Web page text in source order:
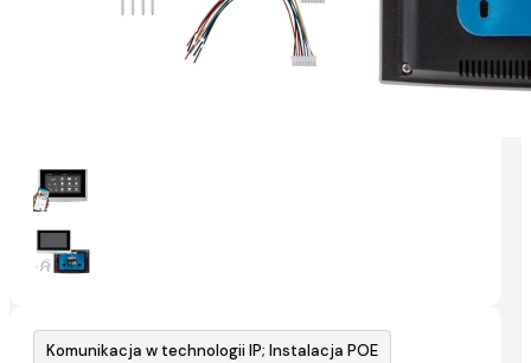
Komunikacja w technologii IP; Instalacja POE